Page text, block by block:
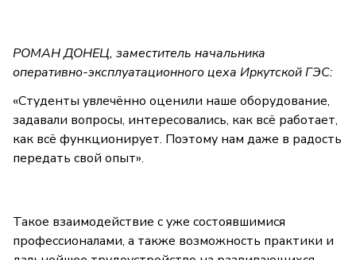
РОМАН ДОНЕЦ, заместитель начальника
оперативно-эксплуатационного цеха Иркутской ГЭС:
«Студенты увлечённо оценили наше оборудование,
задавали вопросы, интересовались, как всё работает,
как всё функционирует. Поэтому нам даже в радость
передать свой опыт».
Такое взаимодействие с уже состоявшимися
профессионалами, а также возможность практики и